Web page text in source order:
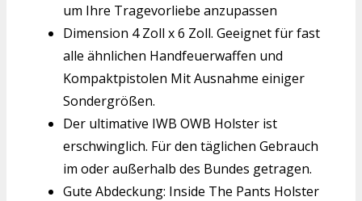
um Ihre Tragevorliebe anzupassen
Dimension 4 Zoll x 6 Zoll. Geeignet für fast
alle ähnlichen Handfeuerwaffen und
Kompaktpistolen Mit Ausnahme einiger
Sondergrößen.
Der ultimative IWB OWB Holster ist
erschwinglich. Für den täglichen Gebrauch
im oder außerhalb des Bundes getragen.
Gute Abdeckung: Inside The Pants Holster